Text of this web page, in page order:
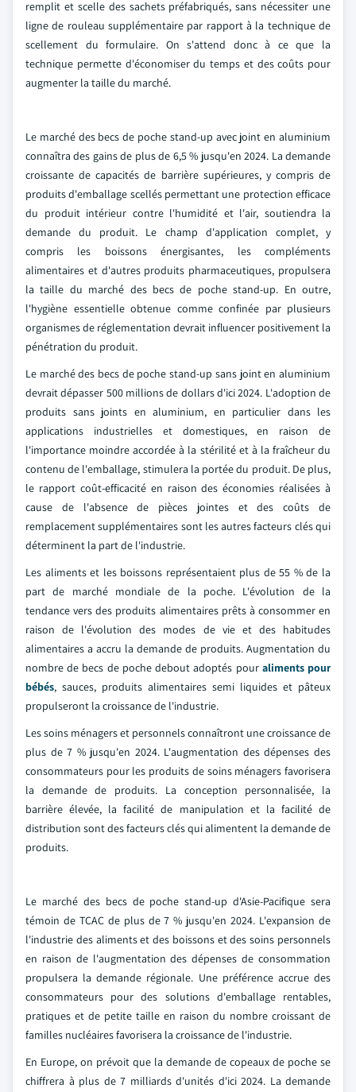
remplit et scelle des sachets préfabriqués, sans nécessiter une
ligne de rouleau supplémentaire par rapport à la technique de
scellement du formulaire. On s'attend donc à ce que la
technique permette d'économiser du temps et des coûts pour
augmenter la taille du marché.
Le marché des becs de poche stand-up avec joint en aluminium
connaîtra des gains de plus de 6,5 % jusqu'en 2024. La demande
croissante de capacités de barrière supérieures, y compris de
produits d'emballage scellés permettant une protection efficace
du produit intérieur contre l'humidité et l'air, soutiendra la
demande du produit. Le champ d'application complet, y
compris les boissons énergisantes, les compléments
alimentaires et d'autres produits pharmaceutiques, propulsera
la taille du marché des becs de poche stand-up. En outre,
l'hygiène essentielle obtenue comme confinée par plusieurs
organismes de réglementation devrait influencer positivement la
pénétration du produit.
Le marché des becs de poche stand-up sans joint en aluminium
devrait dépasser 500 millions de dollars d'ici 2024. L'adoption de
produits sans joints en aluminium, en particulier dans les
applications industrielles et domestiques, en raison de
l'importance moindre accordée à la stérilité et à la fraîcheur du
contenu de l'emballage, stimulera la portée du produit. De plus,
le rapport coût-efficacité en raison des économies réalisées à
cause de l'absence de pièces jointes et des coûts de
remplacement supplémentaires sont les autres facteurs clés qui
déterminent la part de l'industrie.
Les aliments et les boissons représentaient plus de 55 % de la
part de marché mondiale de la poche. L'évolution de la
tendance vers des produits alimentaires prêts à consommer en
raison de l'évolution des modes de vie et des habitudes
alimentaires a accru la demande de produits. Augmentation du
nombre de becs de poche debout adoptés pouraliments pour
bébés, sauces, produits alimentaires semi liquides et pâteux
propulseront la croissance de l'industrie.
Les soins ménagers et personnels connaîtront une croissance de
plus de 7 % jusqu'en 2024. L'augmentation des dépenses des
consommateurs pour les produits de soins ménagers favorisera
la demande de produits. La conception personnalisée, la
barrière élevée, la facilité de manipulation et la facilité de
distribution sont des facteurs clés qui alimentent la demande de
produits.
Le marché des becs de poche stand-up d'Asie-Pacifique sera
témoin de TCAC de plus de 7 % jusqu'en 2024. L'expansion de
l'industrie des aliments et des boissons et des soins personnels
en raison de l'augmentation des dépenses de consommation
propulsera la demande régionale. Une préférence accrue des
consommateurs pour des solutions d'emballage rentables,
pratiques et de petite taille en raison du nombre croissant de
familles nucléaires favorisera la croissance de l'industrie.
En Europe, on prévoit que la demande de copeaux de poche se
chiffrera à plus de 7 milliards d'unités d'ici 2024. La demande